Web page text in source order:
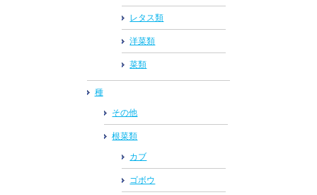
レタス類
洋菜類
菜類
種
その他
根菜類
カブ
ゴボウ